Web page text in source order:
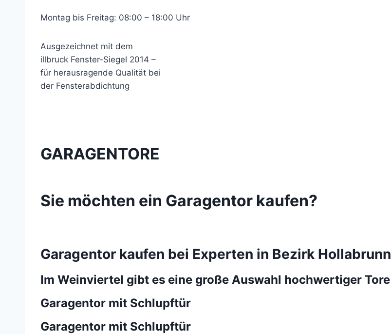
Montag bis Freitag: 08:00 – 18:00 Uhr
Ausgezeichnet mit dem
illbruck Fenster-Siegel 2014 –
für herausragende Qualität bei
der Fensterabdichtung
GARAGENTORE
Sie möchten ein Garagentor kaufen?
Garagentor kaufen bei Experten in Bezirk Hollabrunn
Im Weinviertel gibt es eine große Auswahl hochwertiger Tore
Garagentor mit Schlupftür
Garagentor mit Schlupftür